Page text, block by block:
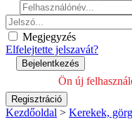
Megjegyzés
Elfelejtette jelszavát?
Ön új
Kezdőoldal > Kerekek,